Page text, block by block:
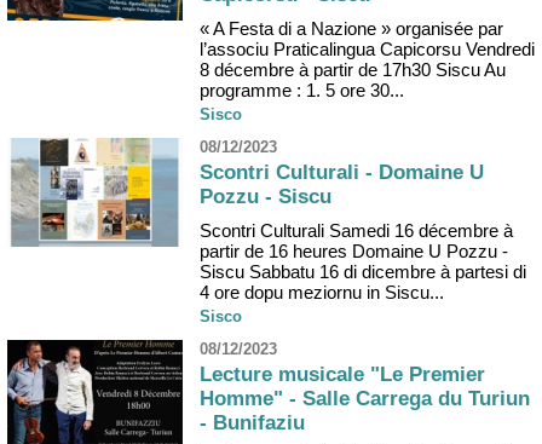
« A Festa di a Nazione » organisée par
l’associu Praticalingua Capicorsu Vendredi
8 décembre à partir de 17h30 Siscu Au
programme : 1. 5 ore 30...
Sisco
08/12/2023
Scontri Culturali - Domaine U
Pozzu - Siscu
Scontri Culturali Samedi 16 décembre à
partir de 16 heures Domaine U Pozzu -
Siscu Sabbatu 16 di dicembre à partesi di
4 ore dopu meziornu in Siscu...
Sisco
08/12/2023
Lecture musicale "Le Premier
Homme" - Salle Carrega du Turiun
- Bunifaziu